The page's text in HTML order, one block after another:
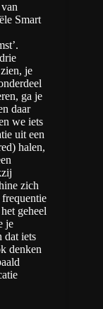
Smart
je
ga je
daar
we iets
uit een
halen,
zich
geheel
je
dat iets
denken